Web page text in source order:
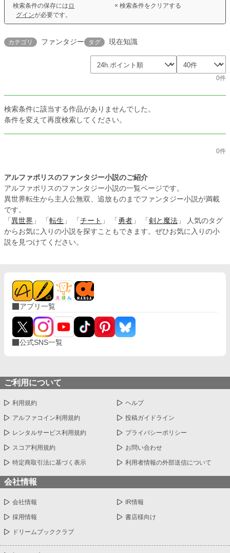
検索条件の保存には ロ
グインが必要です。
× 検索条件をクリアする
カテゴリ ファンタジー タグ 現在知識
0件
検索条件に該当する作品がありませんでした。
条件を変えて再度検索してください。
0件
アルファポリスのファンタジー小説のご紹介
アルファポリスのファンタジー小説の一覧ページです。
異世界転生から主人公無双、追放ものまでファンタジー小説が満載
です。
「 異世界 」 「 転生 」 「 チート 」 「 勇者 」 「 剣と魔法 」 人気のタグ
からお気に入りの小説を探すこともできます。ぜひお気に入りの小
説を見つけてください。
アプリ一覧
公式SNS一覧
ご利用について
利用規約 ヘルプ
アルファコイン利用規約 投稿ガイドライン
レンタルサービス利用規約 プライバシーポリシー
スコア利用規約 お問い合わせ
特定商取引法に基づく表示 利用者情報の外部送信について
会社情報
会社情報 IR情報
採用情報 書店様向け
ドリームブッククラブ